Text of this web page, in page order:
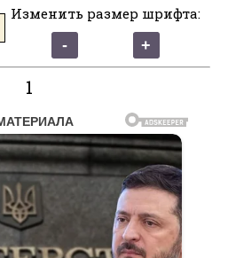
Изменить размер шрифта:
1